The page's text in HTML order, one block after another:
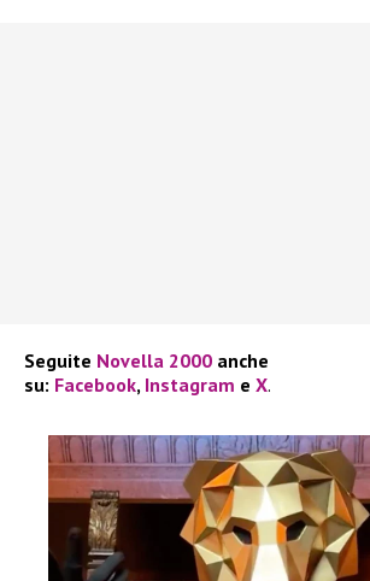
Seguite Novella 2000 anche
su: Facebook, Instagram e X.